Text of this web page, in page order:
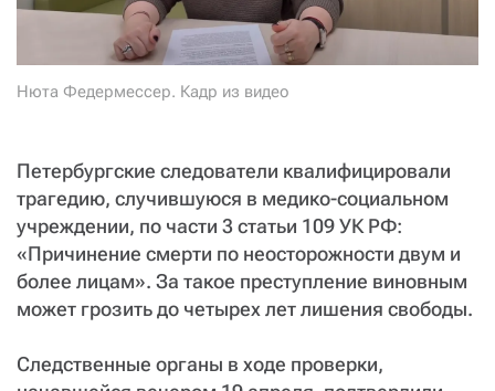
Нюта Федермессер. Кадр из видео
Петербургские следователи квалифицировали
трагедию, случившуюся в медико-социальном
учреждении, по части 3 статьи 109 УК РФ:
«Причинение смерти по неосторожности двум и
более лицам». За такое преступление виновным
может грозить до четырех лет лишения свободы.
Следственные органы в ходе проверки,